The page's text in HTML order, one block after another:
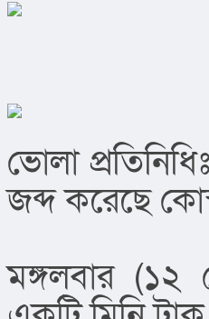
ভোলা
জব্দ করেছে
মঙ্গলবার (১২